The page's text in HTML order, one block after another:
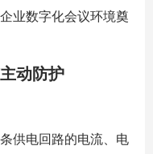
业数字化会议环境奠
动防护
供电回路的电流、电